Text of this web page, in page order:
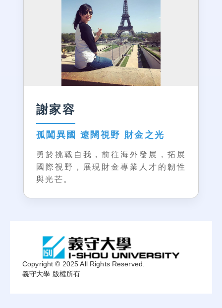
謝家容
孤闖異國 遼闊視野 財金之光
勇於挑戰自我，前往海外發展，拓展
國際視野，展現財金專業人才的韌性
與光芒。
Copyright © 2025 All Rights Reserved.
義守大學 版權所有